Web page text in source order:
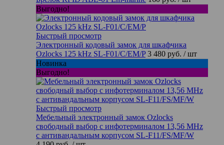
Выгодно!
Быстрый просмотр
Электронный кодовый замок для шкафчика
Ozlocks 125 kHz SL-F01/C/EM/P 3 480 руб. / шт
Новинка
Выгодно!
Быстрый просмотр
Мебельный электронный замок Ozlocks
свободный выбор с инфотерминалом 13,56 MHz
с антивандальным корпусом SL-F11/FS/MF/W